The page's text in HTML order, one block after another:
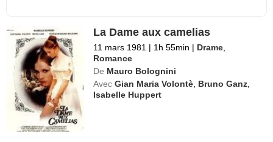
La Dame aux camelias
11 mars 1981 | 1h 55min | Drame
Romance
De Mauro Bolognini
Avec Gian Maria Volontè Bruno Ganz
Isabelle Huppert